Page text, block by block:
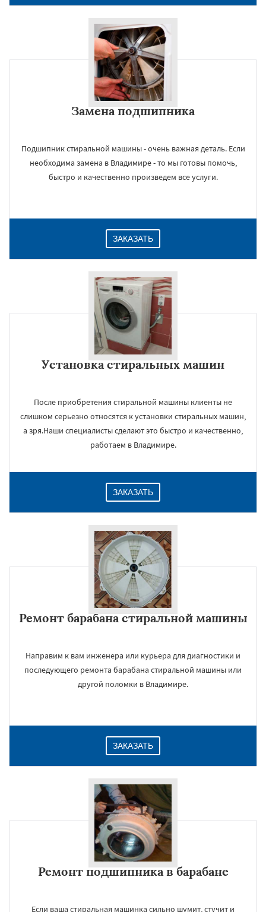
Замена подшипника
Подшипник стиральной машины - очень важная деталь. Если
необходима замена в Владимире - то мы готовы помочь,
быстро и качественно произведем все услуги.
ЗАКАЗАТЬ
Установка стиральных машин
После приобретения стиральной машины клиенты не
слишком серьезно относятся к установки стиральных машин,
а зря.Наши специалисты сделают это быстро и качественно,
работаем в Владимире.
ЗАКАЗАТЬ
Ремонт барабана стиральной машины
Направим к вам инженера или курьера для диагностики и
последующего ремонта барабана стиральной машины или
другой поломки в Владимире.
ЗАКАЗАТЬ
Ремонт подшипника в барабане
Если ваша стиральная машинка сильно шумит, стучит и